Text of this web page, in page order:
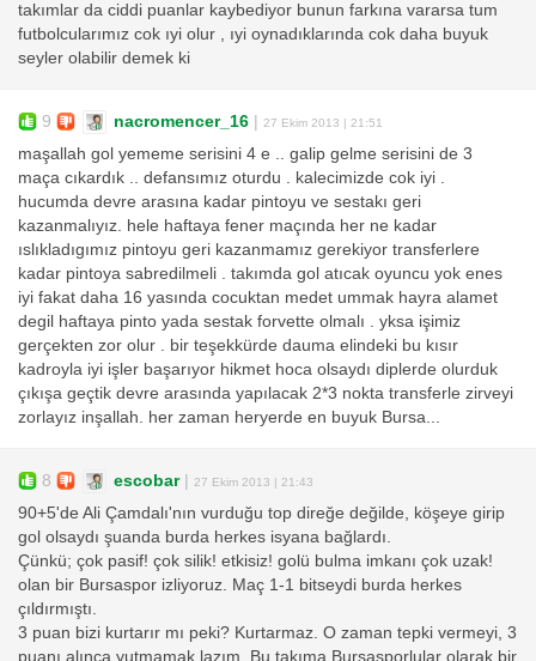
takımlar da ciddi puanlar kaybediyor bunun farkına vararsa tum
futbolcularımız cok ıyi olur , ıyi oynadıklarında cok daha buyuk
seyler olabilir demek ki
9 nacromencer_16 | 27 Ekim 2013 | 21:51
maşallah gol yememe serisini 4 e .. galip gelme serisini de 3
maça cıkardık .. defansımız oturdu . kalecimizde cok iyi .
hucumda devre arasına kadar pintoyu ve sestakı geri
kazanmalıyız. hele haftaya fener maçında her ne kadar
ıslıkladıgımız pintoyu geri kazanmamız gerekiyor transferlere
kadar pintoya sabredilmeli . takımda gol atıcak oyuncu yok enes
iyi fakat daha 16 yasında cocuktan medet ummak hayra alamet
degil haftaya pinto yada sestak forvette olmalı . yksa işimiz
gerçekten zor olur . bir teşekkürde dauma elindeki bu kısır
kadroyla iyi işler başarıyor hikmet hoca olsaydı diplerde olurduk
çıkışa geçtik devre arasında yapılacak 2*3 nokta transferle zirveyi
zorlayız inşallah. her zaman heryerde en buyuk Bursa...
8 escobar| 27 Ekim 2013 | 21:43
90+5'de Ali Çamdalı'nın vurduğu top direğe değilde, köşeye girip
gol olsaydı şuanda burda herkes isyana bağlardı.
Çünkü; çok pasif! çok silik! etkisiz! golü bulma imkanı çok uzak!
olan bir Bursaspor izliyoruz. Maç 1-1 bitseydi burda herkes
çıldırmıştı.
3 puan bizi kurtarır mı peki? Kurtarmaz. O zaman tepki vermeyi, 3
puanı alınca yutmamak lazım. Bu takıma Bursasporlular olarak bir